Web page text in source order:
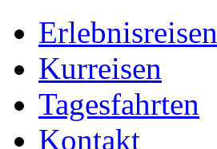
Erlebnisreisen
Kurreisen
Tagesfahrten
Kontakt